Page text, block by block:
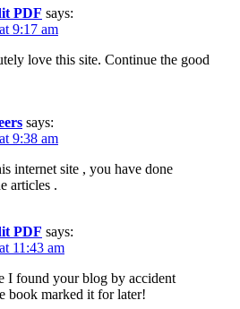
PDF says:
9:17 am
love this site. Continue the good
says:
9:38 am
internet site , you have done
articles .
PDF says:
11:43 am
I found your blog by accident
book marked it for later!